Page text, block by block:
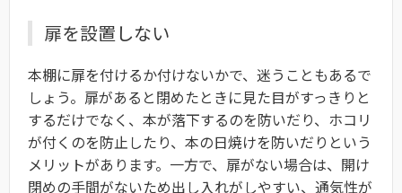
扉を設置しない
本棚に扉を付けるか付けないかで、迷うこともあるで
しょう。扉があると閉めたときに見た目がすっきりと
するだけでなく、本が落下するのを防いだり、ホコリ
が付くのを防止したり、本の日焼けを防いだりという
メリットがあります。一方で、扉がない場合は、開け
閉めの手間がないため出し入れがしやすい、通気性が